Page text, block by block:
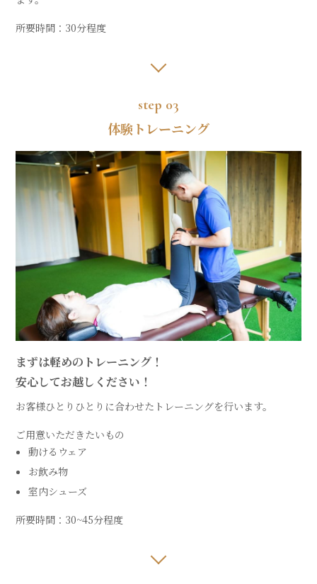
所要時間：30分程度
step 03
体験トレーニング
まずは軽めのトレーニング！
安心してお越しください！
お客様ひとりひとりに合わせたトレーニングを行います。
ご用意いただきたいもの
動けるウェア
お飲み物
室内シューズ
所要時間：30~45分程度